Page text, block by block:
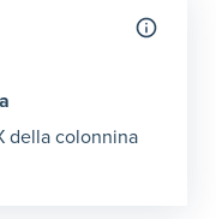
della colonnina